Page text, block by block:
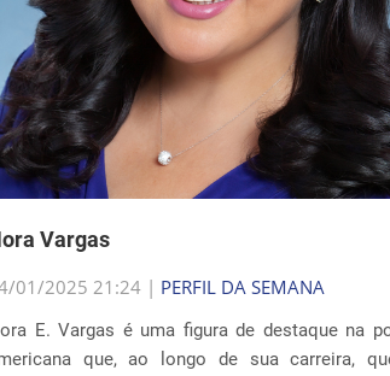
Vargas
01/2025 21:24 | PERFIL DA SEMANA
E. Vargas é uma figura de destaque na
que, ao longo de sua carreira,